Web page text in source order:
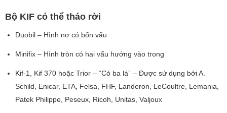
Bộ KIF có thể tháo rời
Duobil – Hình nơ có bốn vấu
Minifix – Hình tròn có hai vấu hướng vào trong
Kif-1, Kif 370 hoặc Trior – “Cỏ ba lá” – Được sử dụng bởi A.
Schild, Enicar, ETA, Felsa, FHF, Landeron, LeCoultre, Lemania,
Patek Philippe, Peseux, Ricoh, Unitas, Valjoux